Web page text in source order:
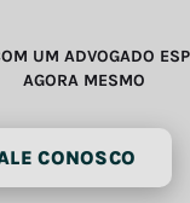
UM ADVOGADO
AGORA MESMO
CONOSCO